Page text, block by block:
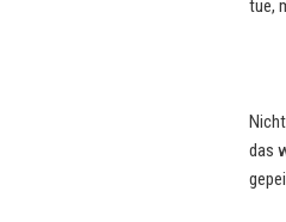
tue,
das